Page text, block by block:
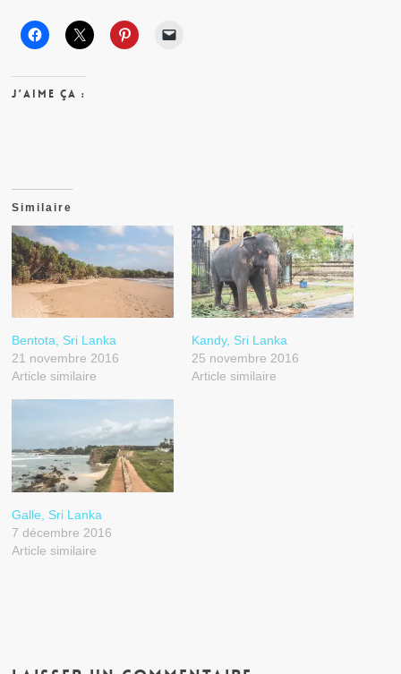
J’aime ça :
Similaire
Bentota, Sri Lanka
21 novembre 2016
Article similaire
Kandy, Sri Lanka
25 novembre 2016
Article similaire
Galle, Sri Lanka
7 décembre 2016
Article similaire